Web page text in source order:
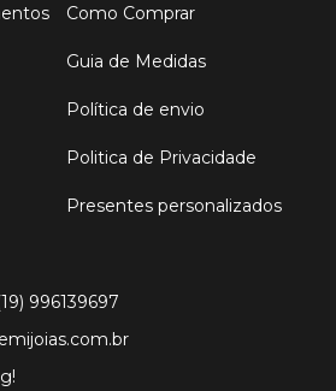
Como Comprar
Guia de Medidas
Política de envio
Politica de Privacidade
Presentes personalizados
996139697